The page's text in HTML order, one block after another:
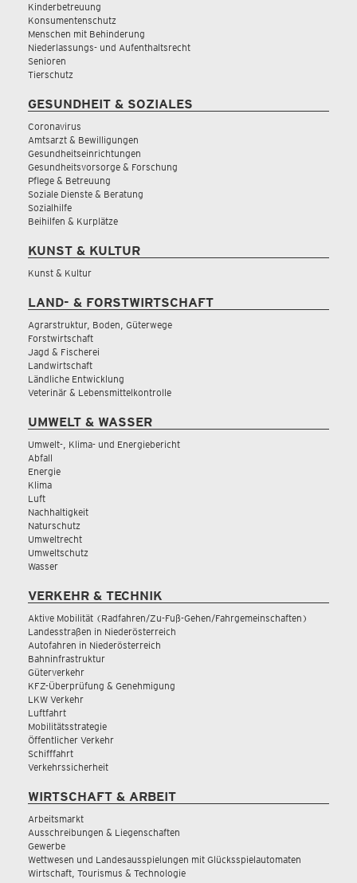
Kinderbetreuung
Konsumentenschutz
Menschen mit Behinderung
Niederlassungs- und Aufenthaltsrecht
Senioren
Tierschutz
GESUNDHEIT & SOZIALES
Coronavirus
Amtsarzt & Bewilligungen
Gesundheitseinrichtungen
Gesundheitsvorsorge & Forschung
Pflege & Betreuung
Soziale Dienste & Beratung
Sozialhilfe
Beihilfen & Kurplätze
KUNST & KULTUR
Kunst & Kultur
LAND- & FORSTWIRTSCHAFT
Agrarstruktur, Boden, Güterwege
Forstwirtschaft
Jagd & Fischerei
Landwirtschaft
Ländliche Entwicklung
Veterinär & Lebensmittelkontrolle
UMWELT & WASSER
Umwelt-, Klima- und Energiebericht
Abfall
Energie
Klima
Luft
Nachhaltigkeit
Naturschutz
Umweltrecht
Umweltschutz
Wasser
VERKEHR & TECHNIK
Aktive Mobilität (Radfahren/Zu-Fuß-Gehen/Fahrgemeinschaften)
Landesstraßen in Niederösterreich
Autofahren in Niederösterreich
Bahninfrastruktur
Güterverkehr
KFZ-Überprüfung & Genehmigung
LKW Verkehr
Luftfahrt
Mobilitätsstrategie
Öffentlicher Verkehr
Schifffahrt
Verkehrssicherheit
WIRTSCHAFT & ARBEIT
Arbeitsmarkt
Ausschreibungen & Liegenschaften
Gewerbe
Wettwesen und Landesausspielungen mit Glücksspielautomaten
Wirtschaft, Tourismus & Technologie